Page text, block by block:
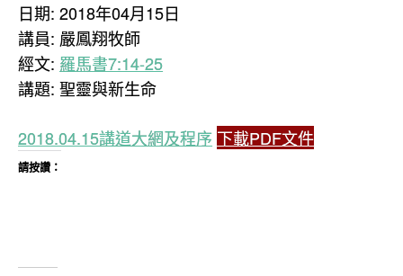
日期: 2018年04月15日
講員: 嚴鳳翔牧師
經文: 羅馬書7:14-25
講題: 聖靈與新生命
2018.04.15講道大網及程序 下載PDF文件
請按讚：